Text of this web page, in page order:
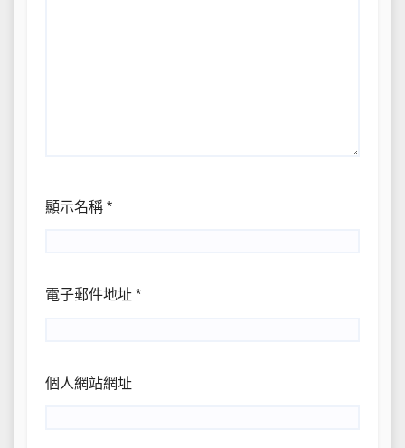
顯示名稱 *
電子郵件地址 *
個人網站網址